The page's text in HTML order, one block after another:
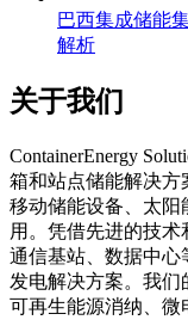
巴西集成储能
解析
关于我们
ContainerEnergy
箱和站点储能解决方
移动储能设备、太阳
用。凭借先进的技术
通信基站、数据中心
发电解决方案。我们
可再生能源消纳、微